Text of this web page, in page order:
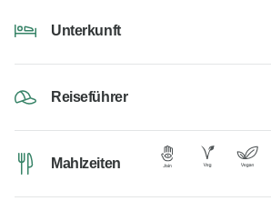
Unterkunft
Reiseführer
Mahlzeiten